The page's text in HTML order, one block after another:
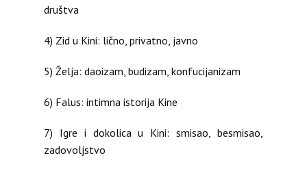
društva
4) Zid u Kini: lično, privatno, javno
5) Želja: daoizam, budizam, konfucijanizam
6) Falus: intimna istorija Kine
7) Igre i dokolica u Kini: smisao, besmisao,
zadovoljstvo
Prihvatite uslove
pružite u svrhu kreiranja newsletter liste i slanja
informacija o aktuelnim događajima.